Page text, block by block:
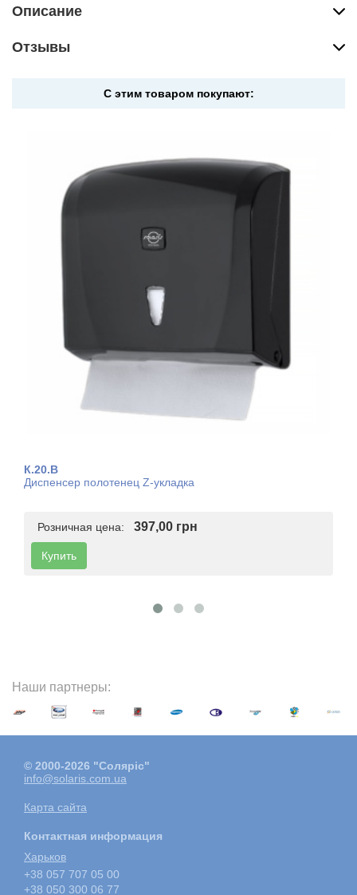
Описание
Отзывы
С этим товаром покупают:
К.20.B
Диспенсер полотенец Z-укладка
Розничная цена: 397,00 грн
Купить
Наши партнеры:
© 2000-2026 "Соляріс"
info@solaris.com.ua
Карта сайта
Контактная информация
Харьков
+38 057 707 05 00
+38 050 300 06 77